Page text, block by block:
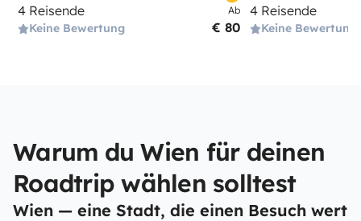
4 Reisende
Keine Bewertung
Ab
€ 80
4 Reisende
Keine Bewertung
Warum du Wien für deinen
Roadtrip wählen solltest
Wien — eine Stadt, die einen Besuch wert